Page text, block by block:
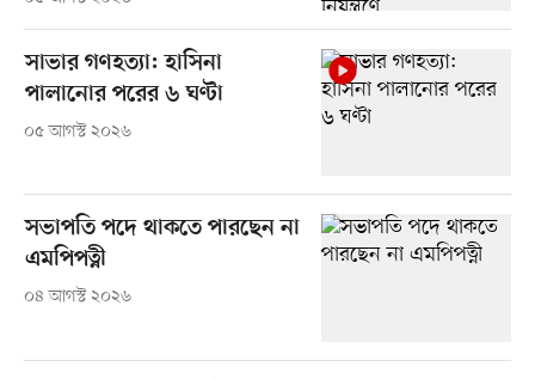
সাভার গণহত্যা: হাসিনা
পালানোর পরের ৬ ঘণ্টা
০৫ আগস্ট ২০২৬
সভাপতি পদে থাকতে পারছেন না
এমপিপত্নী
০৪ আগস্ট ২০২৬